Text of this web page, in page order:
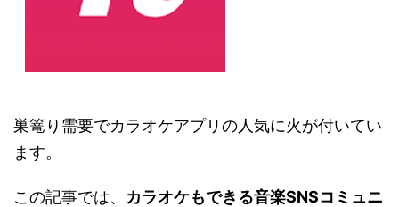
巣篭り需要でカラオケアプリの人気に火が付いてい
ます。
この記事では、 カラオケもできる音楽SNSコミュニ